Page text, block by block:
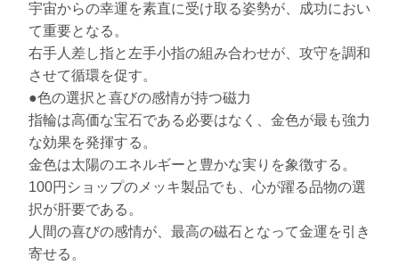
宇宙からの幸運を素直に受け取る姿勢が、成功におい
て重要となる。
右手人差し指と左手小指の組み合わせが、攻守を調和
させて循環を促す。
●色の選択と喜びの感情が持つ磁力
指輪は高価な宝石である必要はなく、金色が最も強力
な効果を発揮する。
金色は太陽のエネルギーと豊かな実りを象徴する。
100円ショップのメッキ製品でも、心が躍る品物の選
択が肝要である。
人間の喜びの感情が、最高の磁石となって金運を引き
寄せる。